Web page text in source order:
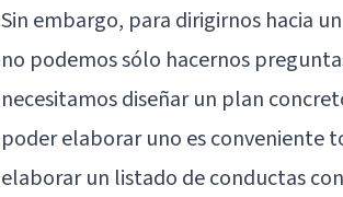
Sin embargo, para dirigirnos hacia
no podemos sólo hacernos
necesitamos diseñar un plan
poder elaborar uno es conveniente
elaborar un listado de conductas